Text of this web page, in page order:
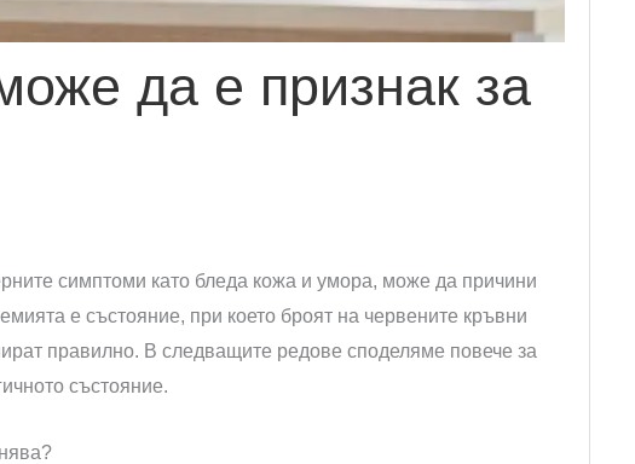
да е признак за
симптоми като бледа кожа и умора, може да причини
е състояние, при което броят на червените кръвни
правилно. В следващите редове споделяме повече за
състояние.